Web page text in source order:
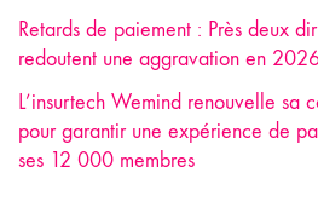
Retards de paiement : Près deux
redoutent une aggravation en
L’insurtech Wemind renouvelle sa
pour garantir une expérience de
ses 12 000 membres